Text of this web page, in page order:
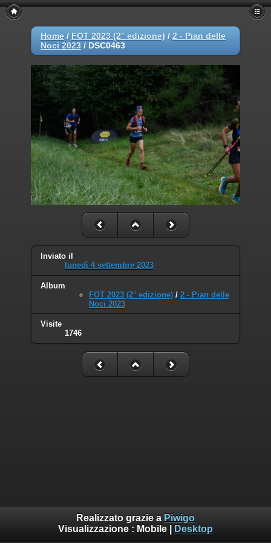
Home / FOT 2023 (2° edizione) / 2 - Pian delle
Noci 2023 / DSC0463
Inviato il
lunedì 4 settembre 2023
Album
FOT 2023 (2° edizione) / 2 - Pian delle
Noci 2023
Visite
1746
Realizzato grazie a Piwigo
Visualizzazione : Mobile Desktop